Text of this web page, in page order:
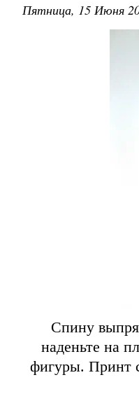
Пятница, 15 Июня
Спину
наденьте на
фигуры. Принт